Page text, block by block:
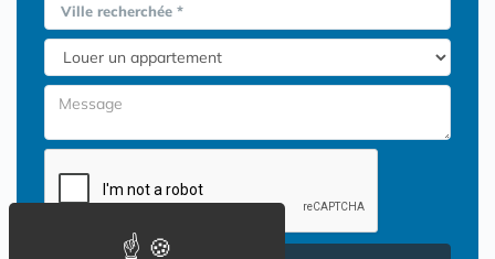
Ville recherchée *